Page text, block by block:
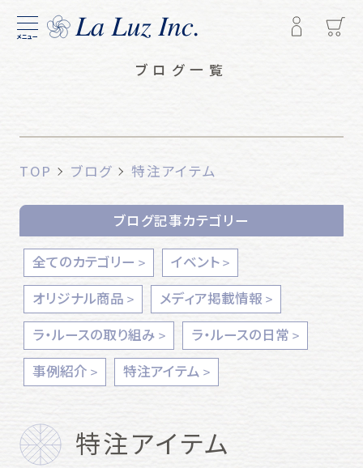
メニュー
ブログ一覧
TOP ブログ 特注アイテム
ブログ記事カテゴリー
全てのカテゴリー
イベント
オリジナル商品
メディア掲載情報
ラ・ルースの取り組み
ラ・ルースの日常
事例紹介
特注アイテム
特注アイテム